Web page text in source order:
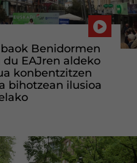
Benidormen
EAJren aldeko
konbentzitzen
bihotzean ilusioa